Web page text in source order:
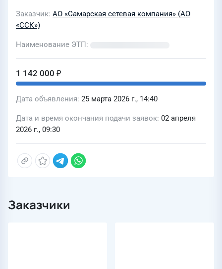
Заказчик АО «Самарская сетевая компания» (АО
«ССК»)
Наименование ЭТП
1 142 000 ₽
Дата объявления 25 марта 2026 г., 14:40
Дата и время окончания подачи заявок 02 апреля
2026 г., 09:30
Заказчики